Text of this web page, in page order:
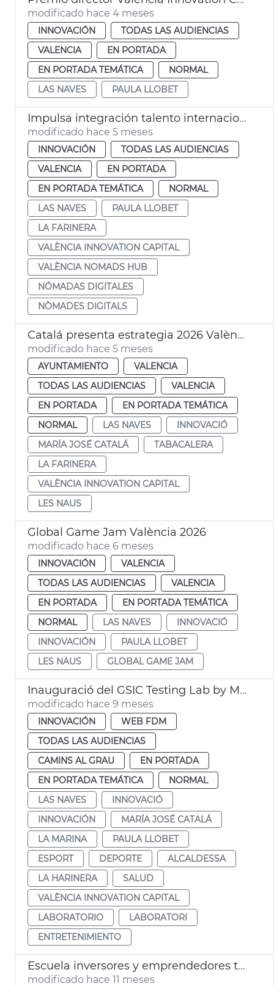
modificado hace 4 meses
INNOVACIÓN
TODAS LAS AUDIENCIAS
VALENCIA
EN PORTADA
EN PORTADA TEMÁTICA
NORMAL
LAS NAVES
PAULA LLOBET
Impulsa integración talento internacional València Nomads Hub
modificado hace 5 meses
INNOVACIÓN
TODAS LAS AUDIENCIAS
VALENCIA
EN PORTADA
EN PORTADA TEMÁTICA
NORMAL
LAS NAVES
PAULA LLOBET
LA FARINERA
VALÈNCIA INNOVATION CAPITAL
VALÈNCIA NOMADS HUB
NÓMADAS DIGITALES
NÒMADES DIGITALS
Catalá presenta estrategia 2026 València Innovation Capital
modificado hace 5 meses
AYUNTAMIENTO
VALENCIA
TODAS LAS AUDIENCIAS
VALENCIA
EN PORTADA
EN PORTADA TEMÁTICA
NORMAL
LAS NAVES
INNOVACIÓ
MARÍA JOSÉ CATALÁ
TABACALERA
LA FARINERA
VALÈNCIA INNOVATION CAPITAL
LES NAUS
Global Game Jam València 2026
modificado hace 6 meses
INNOVACIÓN
VALENCIA
TODAS LAS AUDIENCIAS
VALENCIA
EN PORTADA
EN PORTADA TEMÁTICA
NORMAL
LAS NAVES
INNOVACIÓ
INNOVACIÓN
PAULA LLOBET
LES NAUS
GLOBAL GAME JAM
Inauguració del GSIC Testing Lab by Microsoft
modificado hace 9 meses
INNOVACIÓN
WEB FDM
TODAS LAS AUDIENCIAS
CAMINS AL GRAU
EN PORTADA
EN PORTADA TEMÁTICA
NORMAL
LAS NAVES
INNOVACIÓ
INNOVACIÓN
MARÍA JOSÉ CATALÁ
LA MARINA
PAULA LLOBET
ESPORT
DEPORTE
ALCALDESSA
LA HARINERA
SALUD
VALÈNCIA INNOVATION CAPITAL
LABORATORIO
LABORATORI
ENTRETENIMIENTO
Escuela inversores y emprendedores tecnológicos València
modificado hace 11 meses